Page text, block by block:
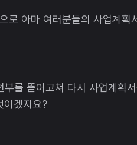
로 아마 여러분들의 사업계획
를 뜯어고쳐 다시 사업계획
이겠지요?